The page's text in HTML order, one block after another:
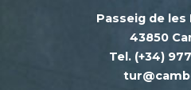
Passeig de les
43850
Tel. (+34)